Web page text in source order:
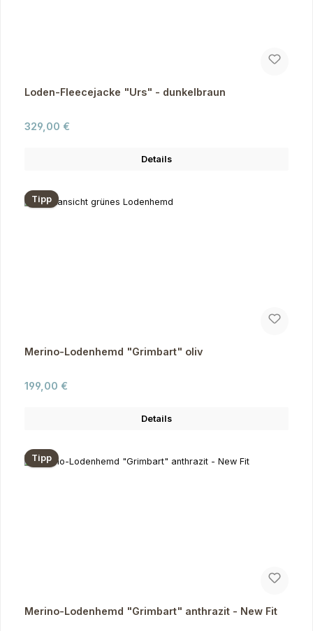
Loden-Fleecejacke "Urs" - dunkelbraun
Regulärer Preis:
329,00 €
Details
Tipp
Merino-Lodenhemd "Grimbart" oliv
Regulärer Preis:
199,00 €
Details
Tipp
Merino-Lodenhemd "Grimbart" anthrazit - New Fit